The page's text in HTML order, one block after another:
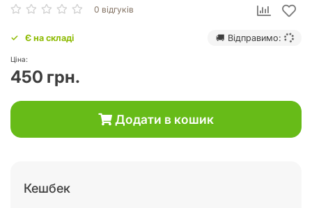
0 відгуків
Є на складі 🚚 Відправимо:
Ціна:
450 грн.
Додати в кошик
Кешбек